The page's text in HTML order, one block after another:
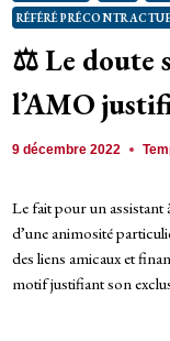
RÉFÉRÉ
⚖️ Le doute
l’AMO
9 décembre 2022
Le fait pour un assistant
d’une animosité
des liens amicaux et
motif justifiant son